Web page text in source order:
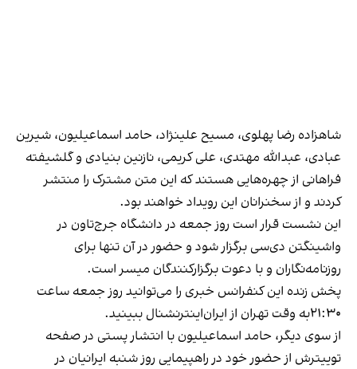
شاهزاده رضا پهلوی، مسیح علینژاد، حامد اسماعیلیون، شیرین
عبادی، عبدالله مهتدی، علی کریمی، نازنین بنیادی و گلشیفته
فراهانی از چهره‌هایی هستند که این متن مشترک را منتشر
کردند و از سخنرانان این رویداد خواهند بود.
این نشست قرار است روز جمعه در دانشگاه جرج‌تاون در
واشینگتن دی‌سی برگزار شود و حضور در آن تنها برای
روزنامه‌نگاران و با دعوت برگزارکنندگان میسر است.
پخش زنده این کنفرانس خبری را می‌توانید روز جمعه ساعت
۲۱:۳۰به وقت تهران از ایران‌اینترنشنال ببینید.
از سوی دیگر، حامد اسماعیلیون با انتشار پستی در صفحه
توییترش از حضور خود در راهپیمایی روز شنبه ایرانیان در